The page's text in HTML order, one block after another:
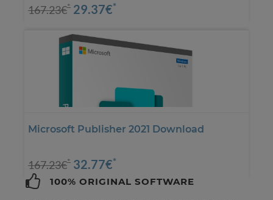
167.23€* 29.37€*
Microsoft Publisher 2021 Download
167.23€* 32.77€*
100% ORIGINAL SOFTWARE